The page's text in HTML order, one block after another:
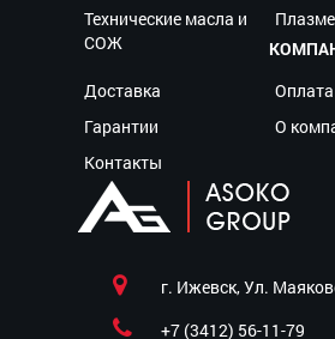
Технические масла и
СОЖ
Доставка
Оплата
Гарантии
О
Контакты
г. Ижевск, Ул.
+7 (3412) 56-11-79